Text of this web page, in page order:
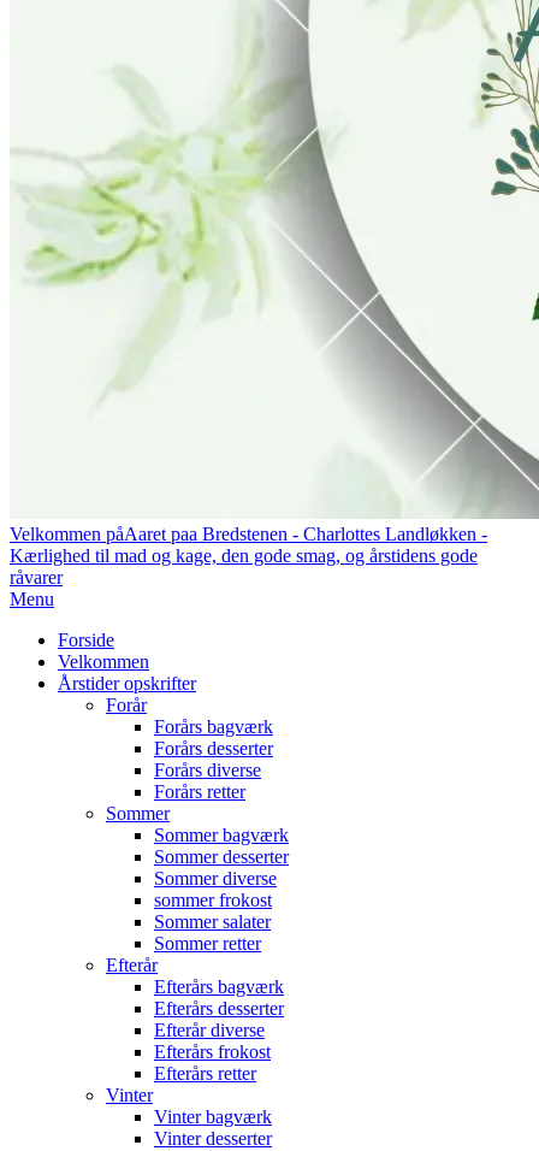
Velkommen påAaret paa Bredstenen - Charlottes Landløkken -
Kærlighed til mad og kage, den gode smag, og årstidens gode
råvarer
Primary
Menu
Menu
Forside
Velkommen
Årstider opskrifter
Forår
Forårs bagværk
Forårs desserter
Forårs diverse
Forårs retter
Sommer
Sommer bagværk
Sommer desserter
Sommer diverse
sommer frokost
Sommer salater
Sommer retter
Efterår
Efterårs bagværk
Efterårs desserter
Efterår diverse
Efterårs frokost
Efterårs retter
Vinter
Vinter bagværk
Vinter desserter